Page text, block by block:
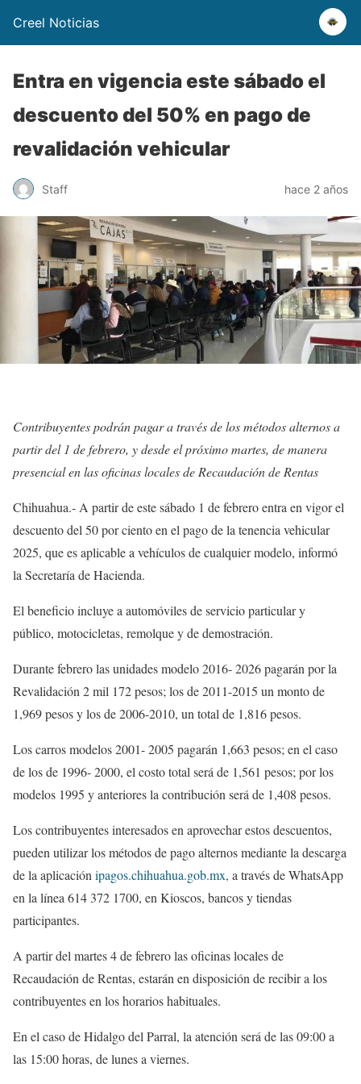
Creel Noticias
Entra en vigencia este sábado el
descuento del 50% en pago de
revalidación vehicular
Staff hace 2 años
Contribuyentes podrán pagar a través de los métodos alternos a
partir del 1 de febrero, y desde el próximo martes, de manera
presencial en las oficinas locales de Recaudación de Rentas
Chihuahua.- A partir de este sábado 1 de febrero entra en vigor el
descuento del 50 por ciento en el pago de la tenencia vehicular
2025, que es aplicable a vehículos de cualquier modelo, informó
la Secretaría de Hacienda.
El beneficio incluye a automóviles de servicio particular y
público, motocicletas, remolque y de demostración.
Durante febrero las unidades modelo 2016- 2026 pagarán por la
Revalidación 2 mil 172 pesos; los de 2011-2015 un monto de
1,969 pesos y los de 2006-2010, un total de 1,816 pesos.
Los carros modelos 2001- 2005 pagarán 1,663 pesos; en el caso
de los de 1996- 2000, el costo total será de 1,561 pesos; por los
modelos 1995 y anteriores la contribución será de 1,408 pesos.
Los contribuyentes interesados en aprovechar estos descuentos,
pueden utilizar los métodos de pago alternos mediante la descarga
de la aplicación ipagos.chihuahua.gob.mx, a través de WhatsApp
en la línea 614 372 1700, en Kioscos, bancos y tiendas
participantes.
A partir del martes 4 de febrero las oficinas locales de
Recaudación de Rentas, estarán en disposición de recibir a los
contribuyentes en los horarios habituales.
En el caso de Hidalgo del Parral, la atención será de las 09:00 a
las 15:00 horas, de lunes a viernes.